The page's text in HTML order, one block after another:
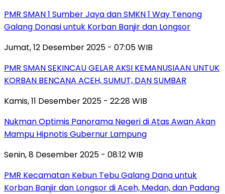
PMR SMAN 1 Sumber Jaya dan SMKN 1 Way Tenong
Galang Donasi untuk Korban Banjir dan Longsor
Jumat, 12 Desember 2025 - 07:05 WIB
PMR SMAN SEKINCAU GELAR AKSI KEMANUSIAAN UNTUK
KORBAN BENCANA ACEH, SUMUT, DAN SUMBAR
Kamis, 11 Desember 2025 - 22:28 WIB
Nukman Optimis Panorama Negeri di Atas Awan Akan
Mampu Hipnotis Gubernur Lampung
Senin, 8 Desember 2025 - 08:12 WIB
PMR Kecamatan Kebun Tebu Galang Dana untuk
Korban Banjir dan Longsor di Aceh, Medan, dan Padang